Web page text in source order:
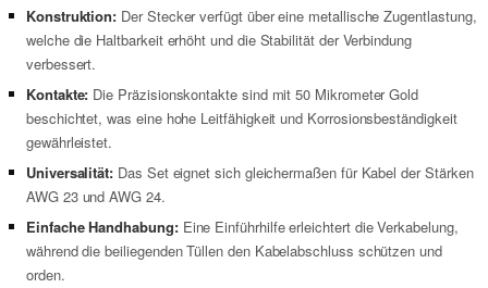
Konstruktion: Der Stecker verfügt über eine metallische Zugentlastung,
welche die Haltbarkeit erhöht und die Stabilität der Verbindung
verbessert.
Kontakte: Die Präzisionskontakte sind mit 50 Mikrometer Gold
beschichtet, was eine hohe Leitfähigkeit und Korrosionsbeständigkeit
gewährleistet.
Universalität: Das Set eignet sich gleichermaßen für Kabel der Stärken
AWG 23 und AWG 24.
Einfache Handhabung:Eine Einführhilfe erleichtert die Verkabelung,
während die beiliegenden Tüllen den Kabelabschluss schützen und
orden.